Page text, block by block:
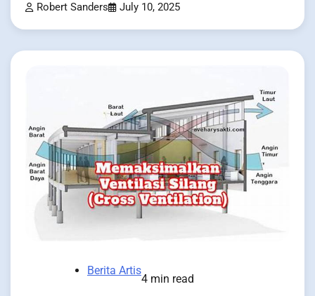
Robert Sanders July 10, 2025
Berita Artis
4 min read